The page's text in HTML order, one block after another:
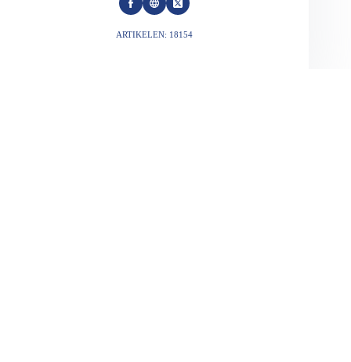
ARTIKELEN: 18154